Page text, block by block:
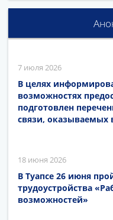
7 июля 2026
В целях
возможностях
подготовлен
связи, оказываемых
18 июня 2026
В Туапсе 26 июня
трудоустройства
возможностей»